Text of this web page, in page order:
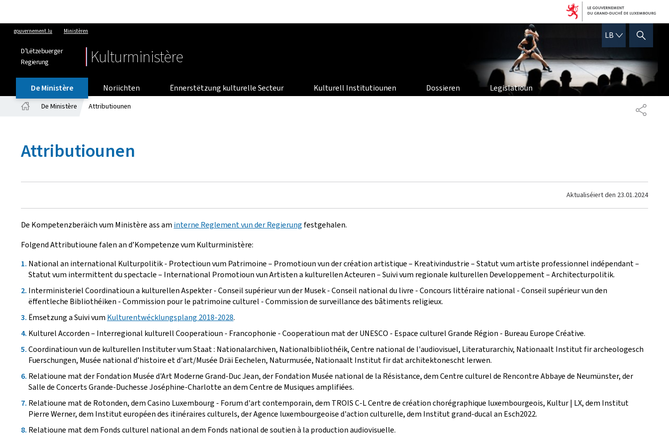
gouvernement.lu Ministèren
D’Lëtzebuerger
Regierung
Kulturministère
LB SHOW HIDE SEARCH
De Ministère Noriichten Ënnerstëtzung kulturelle Secteur Kulturell Institutiounen Dossieren
Legislatioun
De Ministère Attributiounen
Attributiounen
Aktualiséiert den 23.01.2024
De Kompetenzberäich vum Ministère ass am interne Reglement vun der Regierung festgehalen.
Folgend Attributioune falen an d’Kompetenze vum Kulturministère:
National an international Kulturpolitik - Protectioun vum Patrimoine – Promotioun vun der création artistique – Kreativindustrie – Statut vum artiste professionnel indépendant –
Statut vum intermittent du spectacle – International Promotioun vun Artisten a kulturellen Acteuren – Suivi vum regionale kulturellen Developpement – Architecturpolitik.
Interministeriel Coordinatioun a kulturellen Aspekter - Conseil supérieur vun der Musek - Conseil national du livre - Concours littéraire national - Conseil supérieur vun den
ëffentleche Bibliothéiken - Commission pour le patrimoine culturel - Commission de surveillance des bâtiments religieux.
Ëmsetzung a Suivi vum Kulturentwécklungsplang 2018-2028.
Kulturel Accorden – Interregional kulturell Cooperatioun - Francophonie - Cooperatioun mat der UNESCO - Espace culturel Grande Région - Bureau Europe Créative.
Coordinatioun vun de kulturellen Instituter vum Staat : Nationalarchiven, Nationalbibliothéik, Centre national de l'audiovisuel, Literaturarchiv, Nationaalt Institut fir archeologesch
Fuerschungen, Musée national d’histoire et d'art/Musée Dräi Eechelen, Naturmusée, Nationaalt Institut fir dat architektonescht Ierwen.
Relatioune mat der Fondation Musée d'Art Moderne Grand-Duc Jean, der Fondation Musée national de la Résistance, dem Centre culturel de Rencontre Abbaye de Neumünster, der
Salle de Concerts Grande-Duchesse Joséphine-Charlotte an dem Centre de Musiques amplifiées.
Relatioune mat de Rotonden, dem Casino Luxembourg - Forum d'art contemporain, dem TROIS C-L Centre de création chorégraphique luxembourgeois, Kultur | LX, dem Institut
Pierre Werner, dem Institut européen des itinéraires culturels, der Agence luxembourgeoise d'action culturelle, dem Institut grand-ducal an Esch2022.
Relatioune mat dem Fonds culturel national an dem Fonds national de soutien à la production audiovisuelle.